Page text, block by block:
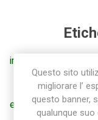
irrigazione
irrigazione master
elettrovalvole
elettrovalvola
Questo sito
migliorare l’
questo banner,
qualunque suo